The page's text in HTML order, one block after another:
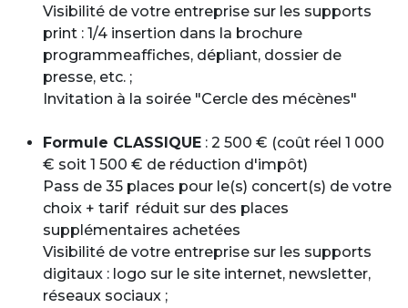
Visibilité de votre entreprise sur les supports
print : 1/4 insertion dans la brochure
programmeaffiches, dépliant, dossier de
presse, etc. ;
Invitation à la soirée "Cercle des mécènes"
Formule CLASSIQUE : 2 500 € (coût réel 1 000
€ soit 1 500 € de réduction d'impôt)
Pass de 35 places pour le(s) concert(s) de votre
choix + tarif réduit sur des places
supplémentaires achetées
Visibilité de votre entreprise sur les supports
digitaux : logo sur le site internet, newsletter,
réseaux sociaux ;